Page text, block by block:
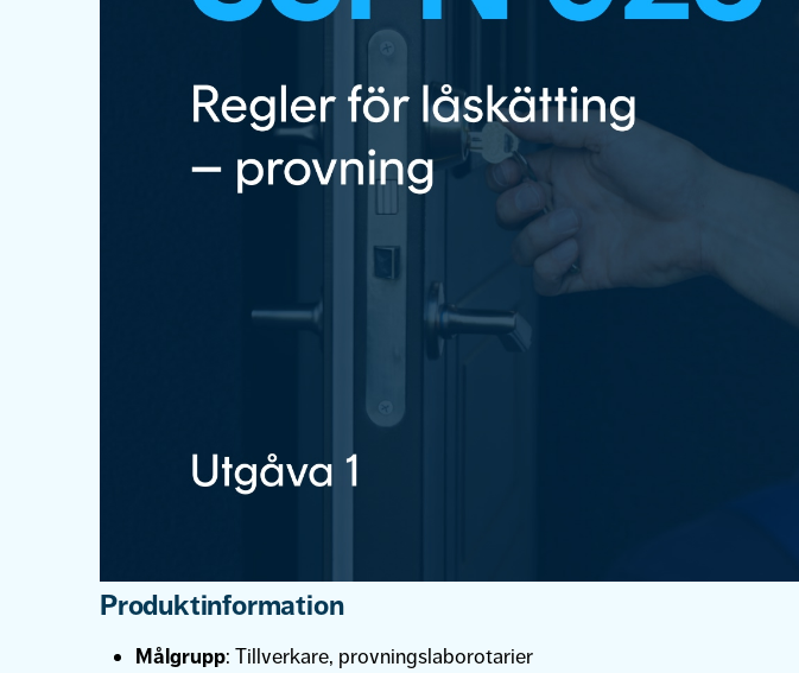
Produktinformation
Målgrupp: Tillverkare, provningslaborotarier